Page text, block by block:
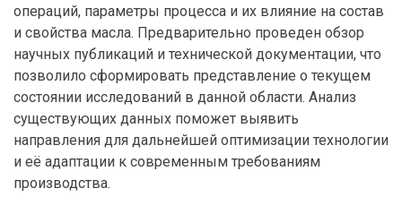
операций, параметры процесса и их влияние на состав
и свойства масла. Предварительно проведен обзор
научных публикаций и технической документации, что
позволило сформировать представление о текущем
состоянии исследований в данной области. Анализ
существующих данных поможет выявить
направления для дальнейшей оптимизации технологии
и её адаптации к современным требованиям
производства.